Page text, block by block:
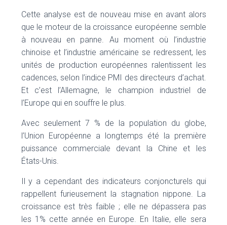
Cette analyse est de nouveau mise en avant alors
que le moteur de la croissance européenne semble
à nouveau en panne. Au moment où l’industrie
chinoise et l’industrie américaine se redressent, les
unités de production européennes ralentissent les
cadences, selon l’indice PMI des directeurs d’achat.
Et c’est l’Allemagne, le champion industriel de
l’Europe qui en souffre le plus.
Avec seulement 7 % de la population du globe,
l’Union Européenne a longtemps été la première
puissance commerciale devant la Chine et les
États-Unis.
Il y a cependant des indicateurs conjoncturels qui
rappellent furieusement la stagnation nippone. La
croissance est très faible ; elle ne dépassera pas
les 1% cette année en Europe. En Italie, elle sera